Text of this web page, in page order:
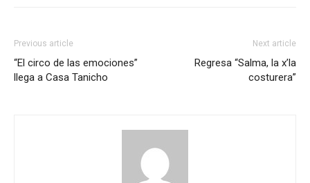
Previous article
“El circo de las emociones”
llega a Casa Tanicho
Next article
Regresa “Salma, la x’la
costurera”